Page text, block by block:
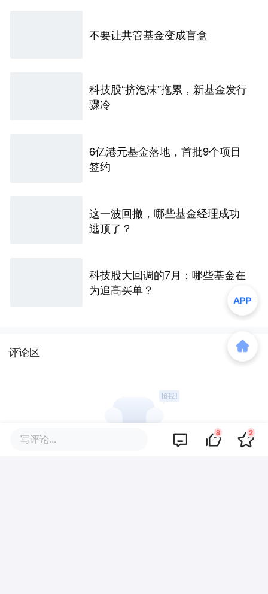
不要让共管基金变成盲盒
科技股“挤泡沫”拖累，新基金发行
骤冷
6亿港元基金落地，首批9个项目
签约
这一波回撤，哪些基金经理成功
逃顶了？
科技股大回调的7月：哪些基金在
为追高买单？
评论区
写评论... 8 2